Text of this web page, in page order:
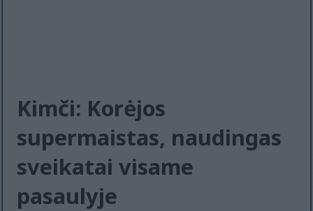
Kimči: Korėjos
supermaistas, naudingas
sveikatai visame
pasaulyje